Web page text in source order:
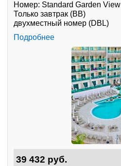
Номер: Standard Garden View
Только завтрак (BB)
двухместный номер (DBL)
Подробнее
39 432 руб.